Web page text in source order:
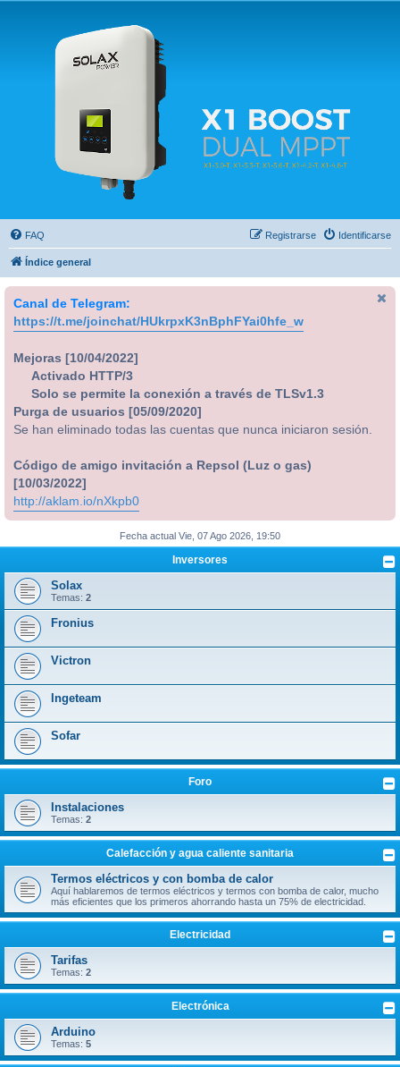
Solax FAQ
Lugar para intercambiar dudas sobre inversores solares Solax y temas relacionados.
FAQ Identificarse
Registrarse
Índice general
Canal de Telegram:
https://t.me/joinchat/HUkrpxK3nBphFYai0hfe_w
Mejoras [10/04/2022]
Activado HTTP/3
Solo se permite la conexión a través de TLSv1.3
Purga de usuarios [05/09/2020]
Se han eliminado todas las cuentas que nunca iniciaron sesión.
Código de amigo invitación a Repsol (Luz o gas)
[10/03/2022]
http://aklam.io/nXkpb0
Fecha actual Vie, 07 Ago 2026, 19:50
Inversores
Solax
Temas: 2
Fronius
Victron
Ingeteam
Sofar
Foro
Instalaciones
Temas: 2
Calefacción y agua caliente sanitaria
Termos eléctricos y con bomba de calor
Aquí hablaremos de termos eléctricos y termos con bomba de calor, mucho
más eficientes que los primeros ahorrando hasta un 75% de electricidad.
Electricidad
Tarifas
Temas: 2
Electrónica
Arduino
Temas: 5